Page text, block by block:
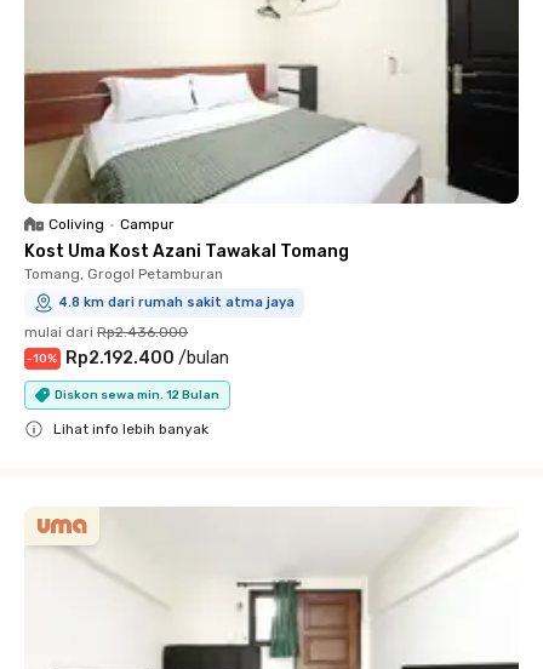
Coliving • Campur
Kost Uma Kost Azani Tawakal Tomang
Tomang, Grogol Petamburan
4.8 km dari rumah sakit atma jaya
mulai dari Rp2.436.000
-10% Rp2.192.400 /bulan
Diskon sewa min. 12 Bulan
Lihat info lebih banyak